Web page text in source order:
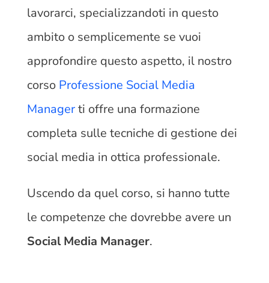
lavorarci, specializzandoti in questo
ambito o semplicemente se vuoi
approfondire questo aspetto, il nostro
corsoProfessione Social Media
Managerti offre una formazione
completa sulle tecniche di gestione dei
social media in ottica professionale.
Uscendo da quel corso, si hanno tutte
le competenze che dovrebbe avere un
Social Media Manager.